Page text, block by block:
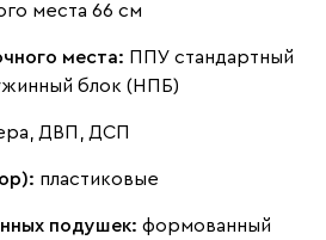
места 66 см
места: ППУ стандартный
блок (НПБ)
ДВП, ДСП
пластиковые
подушек: формованный